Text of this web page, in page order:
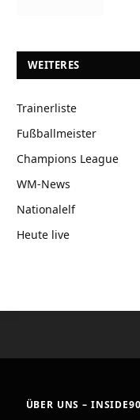
WEITERES
Trainerliste
Fußballmeister
Champions League
WM-News
Nationalelf
Heute live
ÜBER UNS – INSIDE90